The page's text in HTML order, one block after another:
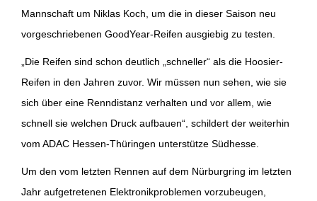
Mannschaft um Niklas Koch, um die in dieser Saison neu
vorgeschriebenen GoodYear-Reifen ausgiebig zu testen.
„Die Reifen sind schon deutlich „schneller“ als die Hoosier-
Reifen in den Jahren zuvor. Wir müssen nun sehen, wie sie
sich über eine Renndistanz verhalten und vor allem, wie
schnell sie welchen Druck aufbauen“, schildert der weiterhin
vom ADAC Hessen-Thüringen unterstütze Südhesse.
Um den vom letzten Rennen auf dem Nürburgring im letzten
Jahr aufgetretenen Elektronikproblemen vorzubeugen,